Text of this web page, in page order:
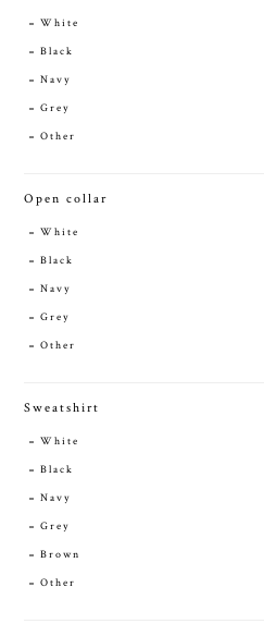
White
Black
Navy
Grey
Other
Open collar
White
Black
Navy
Grey
Other
Sweatshirt
White
Black
Navy
Grey
Brown
Other